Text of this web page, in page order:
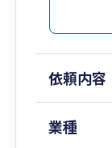
依頼内容
業種